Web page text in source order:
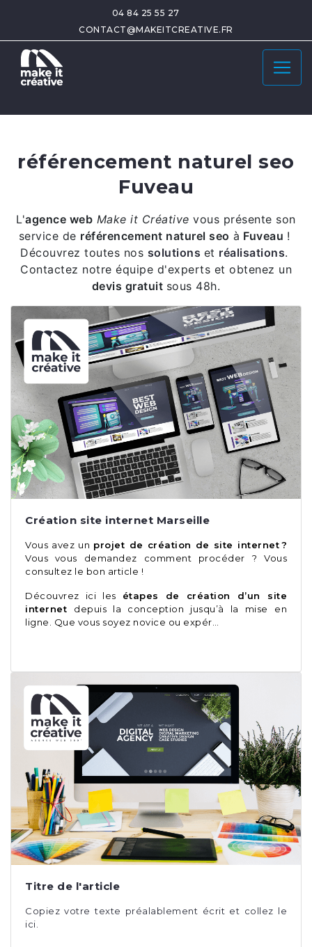
04 84 25 55 27
CONTACT@MAKEITCREATIVE.FR
référencement naturel seo
Fuveau
L'agence web Make it Créativevous présente son
service de référencement naturel seo à Fuveau !
Découvrez toutes nos solutions et réalisations.
Contactez notre équipe d'experts et obtenez un
devis gratuit sous 48h.
Création site internet Marseille
Vous avez un projet de création de site internet ?
Vous vous demandez comment procéder ? Vous
consultez le bon article !
Découvrez ici les étapes de création d’un site
internet depuis la conception jusqu’à la mise en
ligne. Que vous soyez novice ou expér…
Titre de l'article
Copiez votre texte préalablement écrit et collez le
ici.